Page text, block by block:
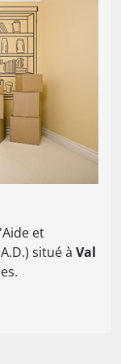
et
situé à Val